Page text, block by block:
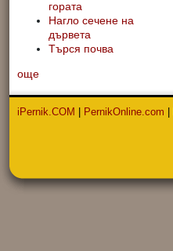
гората
Нагло сечене на
дървета
Търся почва
още
iPernik.COM | PernikOnline.com |